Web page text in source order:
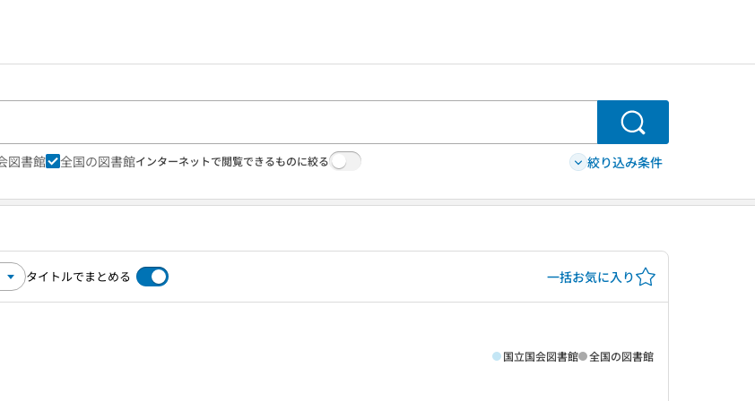
検索
図書館 全国の図書館インターネットで閲覧できるものに絞る 絞り込み条件
タイトルでまとめる 一括お気に入り
国立国会図書館 全国の図書館